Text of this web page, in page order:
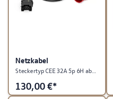
Netzkabel
Steckertyp CEE 32A 5p 6H abgewinkelt, für ID Charger Travel
130,00€*